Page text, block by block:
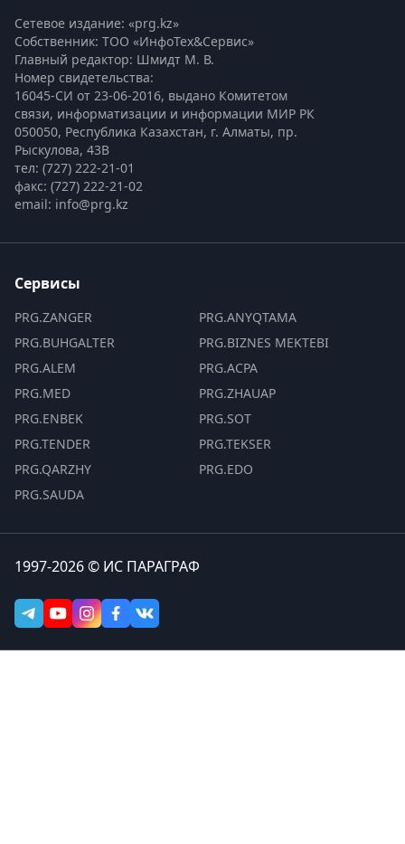
Сетевое издание: «prg.kz»
Собственник: ТОО «ИнфоТех&Сервис»
Главный редактор: Шмидт М. В.
Номер свидетельства:
16045-СИ от 23-06-2016, выдано Комитетом
связи, информатизации и информации МИР РК
050050, Республика Казахстан, г. Алматы, пр.
Рыскулова, 43В
тел: (727) 222-21-01
факс: (727) 222-21-02
email: info@prg.kz
Сервисы
PRG.ZANGER
PRG.BUHGALTER
PRG.ALEM
PRG.MED
PRG.ENBEK
PRG.TENDER
PRG.QARZHY
PRG.SAUDA
PRG.ANYQTAMA
PRG.BIZNES MEKTEBI
PRG.ACPA
PRG.ZHAUAP
PRG.SOT
PRG.TEKSER
PRG.EDO
1997-2026 © ИС ПАРАГРАФ